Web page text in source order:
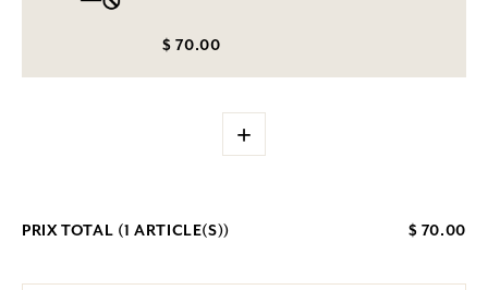
$ 70.00
+
PRIX TOTAL (1 ARTICLE(S)) $ 70.00